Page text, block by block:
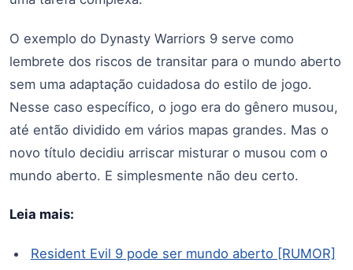
O exemplo do Dynasty Warriors 9 serve como
lembrete dos riscos de transitar para o mundo aberto
sem uma adaptação cuidadosa do estilo de jogo.
Nesse caso específico, o jogo era do gênero musou,
até então dividido em vários mapas grandes. Mas o
novo título decidiu arriscar misturar o musou com o
mundo aberto. E simplesmente não deu certo.
Leia mais:
Resident Evil 9 pode ser mundo aberto [RUMOR]